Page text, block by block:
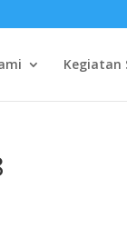
Kegiatan